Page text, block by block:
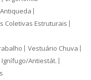
Coletivas Estruturais
Vestuário Chuva
Ignífugo/Antiestát.